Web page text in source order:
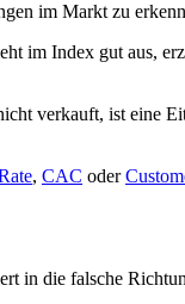
im Markt zu
im Index gut aus,
verkauft, ist eine
, CAC oder
in die falsche